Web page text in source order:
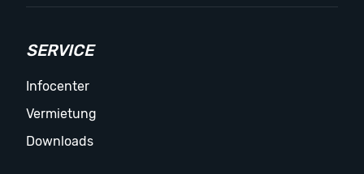
SERVICE
Infocenter
Vermietung
Downloads